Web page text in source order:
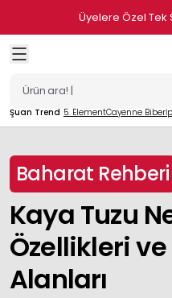
Üyelere Özel Tek
Şuan Trend 5. ElementCayenne Biber
Baharat Rehberi
Kaya Tuzu
Özellikleri
Alanları